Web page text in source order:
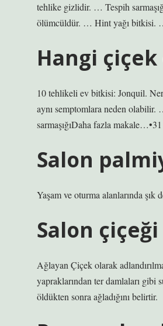
tehlike gizlidir. … Tespih
ölümcüldür. … Hint yağı bitkisi.
Hangi
10 tehlikeli ev bitkisi: Jonquil.
aynı semptomlara neden
sarmaşığıDaha fazla
Salon
Yaşam ve oturma alanlarında
Salon
Ağlayan Çiçek olarak
yapraklarından ter damlaları
öldükten sonra ağladığını belirtir.